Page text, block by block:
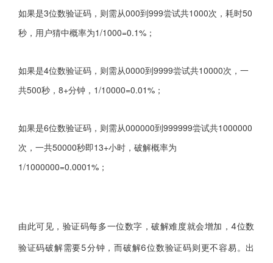
如果是3位数验证码 ，则需从000到999尝试共1000次，耗时50
秒，用户猜中概率为1/1000=0.1%；
如果是4位数验证码 ，则需从0000到9999尝试共10000次，一
共500秒，8+分钟， 1/10000=0.01% ；
如果是6位数验证码 ，则需从000000到999999尝试共1000000
次，一共50000秒即13+小时，破解概率为
1/1000000=0.0001%；
由此可见，验证码每多一位数字，破解难度就会增加，4位数
验证码破解需要5分钟，而破解6位数验证码则更不容易。出